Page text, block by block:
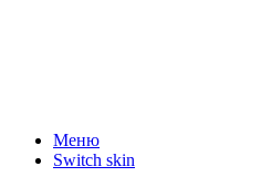
Меню
Switch skin